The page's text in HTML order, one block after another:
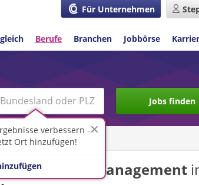
Für Unternehmen
Berufe Branchen Jobbörse
verbessern -
Ort hinzufügen!
Jobs finden
und -management